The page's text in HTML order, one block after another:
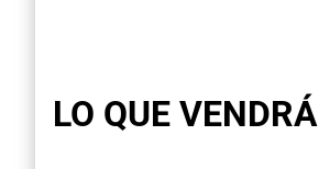
LO QUE VENDRÁ